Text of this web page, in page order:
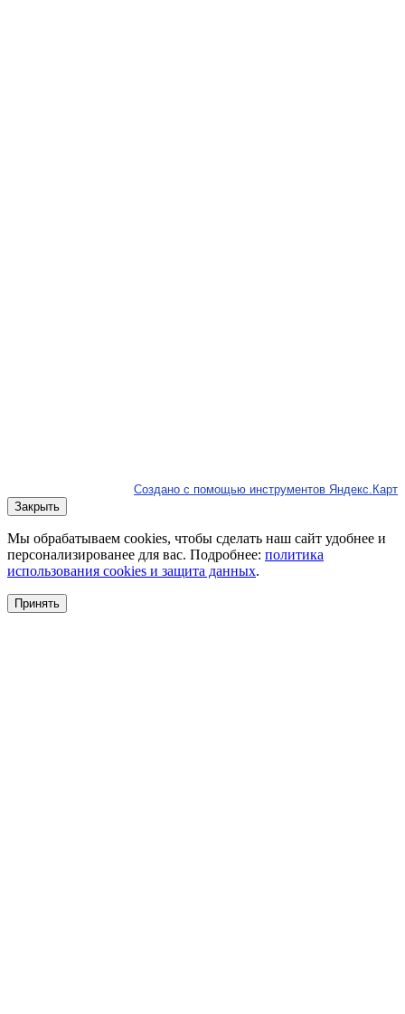
Создано с помощью инструментов Яндекс.Карт
Закрыть
Мы обрабатываем cookies, чтобы сделать наш сайт удобнее и
персонализированее для вас. Подробнее: политика
использования cookies и защита данных.
Принять